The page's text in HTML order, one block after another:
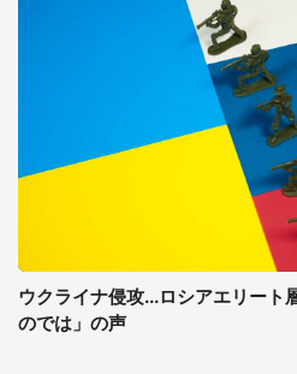
ウクライナ侵攻...ロシアエリート
のでは」の声